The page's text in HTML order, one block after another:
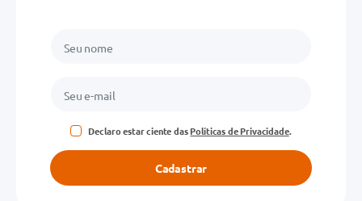
Declaro estar ciente dasPolíticas de Privacidade.
Cadastrar